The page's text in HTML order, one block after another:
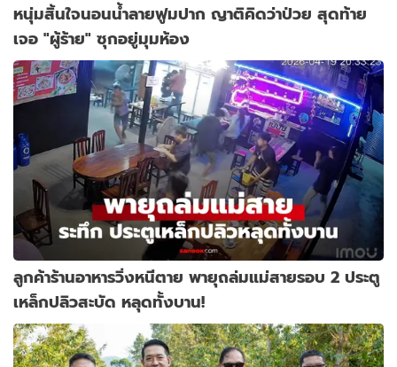
หนุ่มสิ้นใจนอนน้ำลายฟูมปาก ญาติคิดว่าป่วย สุดท้าย
เจอ "ผู้ร้าย" ซุกอยู่มุมห้อง
ลูกค้าร้านอาหารวิ่งหนีตาย พายุถล่มแม่สายรอบ 2 ประตู
เหล็กปลิวสะบัด หลุดทั้งบาน!